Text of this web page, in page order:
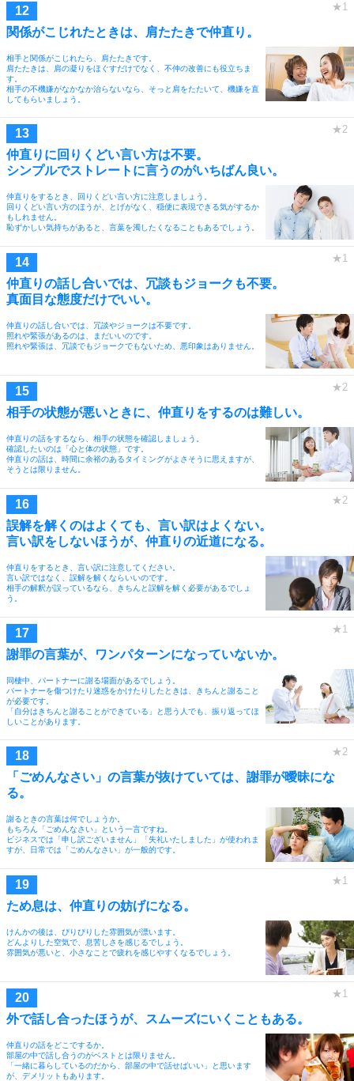
関係がこじれたときは、肩たたきで仲直り。
相手と関係がこじれたら、肩たたきです。
肩たたきは、肩の凝りをほぐすだけでなく、不仲の改善にも役立ちま
す。
相手の不機嫌がなかなか治らないなら、そっと肩をたたいて、機嫌を直
してもらいましょう。
仲直りに回りくどい言い方は不要。
シンプルでストレートに言うのがいちばん良い。
仲直りをするとき、回りくどい言い方に注意しましょう。
回りくどい言い方のほうが、とげがなく、穏便に表現できる気がするか
もしれません。
恥ずかしい気持ちがあると、言葉を濁したくなることもあるでしょう。
仲直りの話し合いでは、冗談もジョークも不要。
真面目な態度だけでいい。
仲直りの話し合いでは、冗談やジョークは不要です。
照れや緊張があるのは、まだいいのです。
照れや緊張は、冗談でもジョークでもないため、悪印象はありません。
相手の状態が悪いときに、仲直りをするのは難しい。
仲直りの話をするなら、相手の状態を確認しましょう。
確認したいのは「心と体の状態」です。
仲直りの話は、時間に余裕のあるタイミングがよさそうに思えますが、
そうとは限りません。
誤解を解くのはよくても、言い訳はよくない。
言い訳をしないほうが、仲直りの近道になる。
仲直りをするとき、言い訳に注意してください。
言い訳ではなく、誤解を解くならいいのです。
相手の解釈が誤っているなら、きちんと誤解を解く必要があるでしょ
う。
謝罪の言葉が、ワンパターンになっていないか。
同棲中、パートナーに謝る場面があるでしょう。
パートナーを傷つけたり迷惑をかけたりしたときは、きちんと謝ること
が必要です。
「自分はきちんと謝ることができている」と思う人でも、振り返ってほ
しいことがあります。
「ごめんなさい」の言葉が抜けていては、謝罪が曖昧にな
る。
謝るときの言葉は何でしょうか。
もちろん「ごめんなさい」という一言ですね。
ビジネスでは「申し訳ございません」「失礼いたしました」が使われま
すが、日常では「ごめんなさい」が一般的です。
ため息は、仲直りの妨げになる。
けんかの後は、ぴりぴりした雰囲気が漂います。
どんよりした空気で、息苦しさを感じるでしょう。
雰囲気が悪いと、小さなことで疲れを感じやすくなるでしょう。
外で話し合ったほうが、スムーズにいくこともある。
仲直りの話をどこでするか。
部屋の中で話し合うのがベストとは限りません。
「一緒に暮らしているのだから、部屋の中で話せばいい」と思います
が、デメリットもあります。